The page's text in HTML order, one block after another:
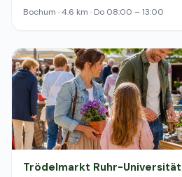
Bochum · 4.6 km · Do 08:00 – 13:00
Trödelmarkt Ruhr-Universität